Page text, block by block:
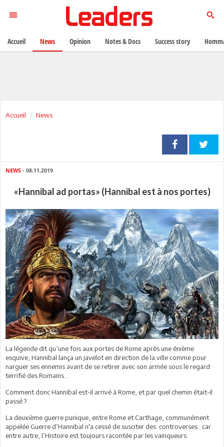
Accueil News
NEWS - 08.11.2019
«Hannibal ad portas» (Hannibal est à nos portes)
La légende dit qu’une fois aux portes de Rome après une énième
esquive, Hannibal lança un javelot en direction de la ville comme pour
narguer ses ennemis avant de se retirer avec son armée sous le regard
terrifié des Romains…
Comment donc Hannibal est-il arrivé à Rome, et par quel chemin était-il
passé ?
La deuxième guerre punique, entre Rome et Carthage, communément
appelée Guerre d’Hannibal n'a cessé de susciter des controverses…car
entre autre, l’Histoire est toujours racontée par les vainqueurs.
Accueil News Opinion Notes & Docs Success story